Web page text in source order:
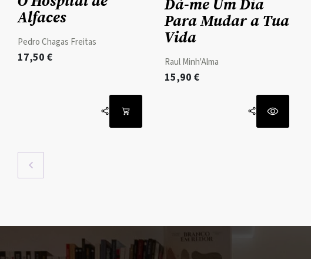
Alfaces
Pedro Chagas Freitas
17,50 €
Para Mudar a Tua
Vida
Raul Minh'Alma
15,90 €